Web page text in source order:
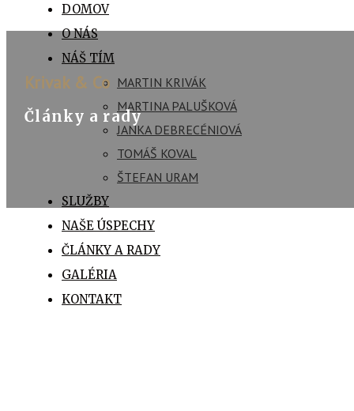
DOMOV
O NÁS
NÁŠ TÍM
MARTIN KRIVÁK
MARTINA PALUŠKOVÁ
JANKA DEBRECÉNIOVÁ
TOMÁŠ KOVAL
ŠTEFAN URAM
SLUŽBY
NAŠE ÚSPECHY
ČLÁNKY A RADY
GALÉRIA
KONTAKT
Krivak & Co
Články a rady